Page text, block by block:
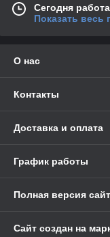
Сегодня
Показать весь
О нас
Контакты
Доставка и оплата
График работы
Полная версия
Сайт создан на